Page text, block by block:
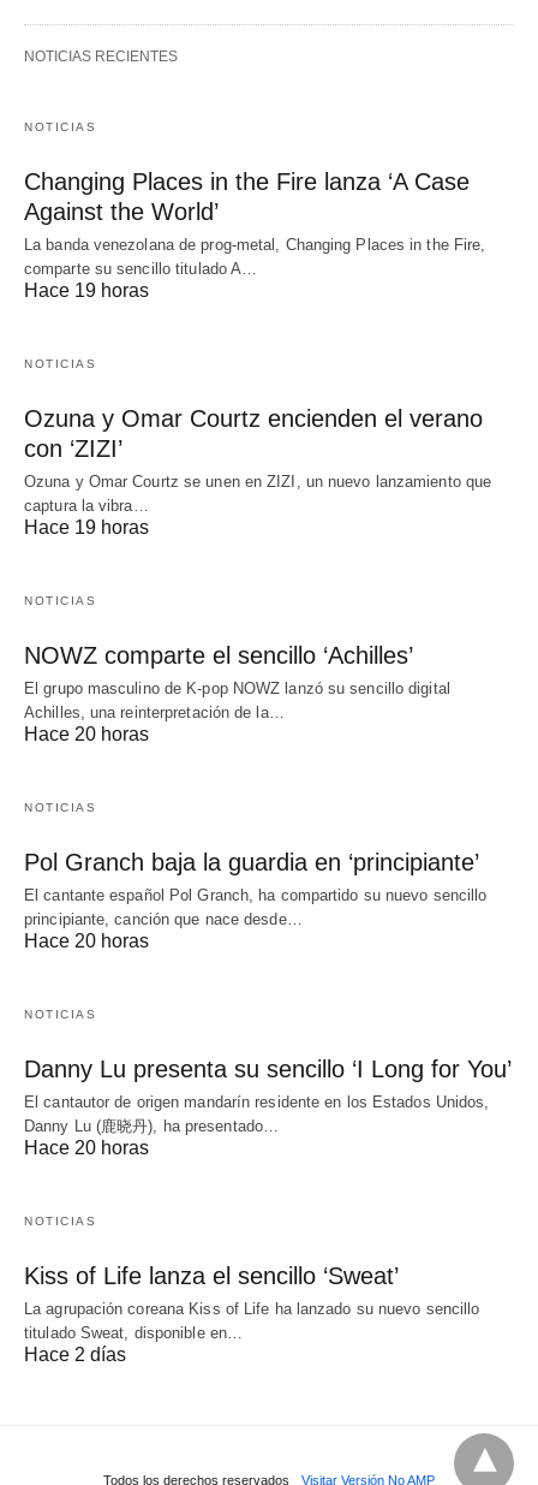
NOTICIAS RECIENTES
NOTICIAS
Changing Places in the Fire lanza ‘A Case
Against the World’
La banda venezolana de prog-metal, Changing Places in the Fire,
comparte su sencillo titulado A…
Hace 19 horas
NOTICIAS
Ozuna y Omar Courtz encienden el verano
con ‘ZIZI’
Ozuna y Omar Courtz se unen en ZIZI, un nuevo lanzamiento que
captura la vibra…
Hace 19 horas
NOTICIAS
NOWZ comparte el sencillo ‘Achilles’
El grupo masculino de K-pop NOWZ lanzó su sencillo digital
Achilles, una reinterpretación de la…
Hace 20 horas
NOTICIAS
Pol Granch baja la guardia en ‘principiante’
El cantante español Pol Granch, ha compartido su nuevo sencillo
principiante, canción que nace desde…
Hace 20 horas
NOTICIAS
Danny Lu presenta su sencillo ‘I Long for You’
El cantautor de origen mandarín residente en los Estados Unidos,
Danny Lu (鹿晓丹), ha presentado…
Hace 20 horas
NOTICIAS
Kiss of Life lanza el sencillo ‘Sweat’
La agrupación coreana Kiss of Life ha lanzado su nuevo sencillo
titulado Sweat, disponible en…
Hace 2 días
Todos los derechos reservados Visitar Versión No AMP